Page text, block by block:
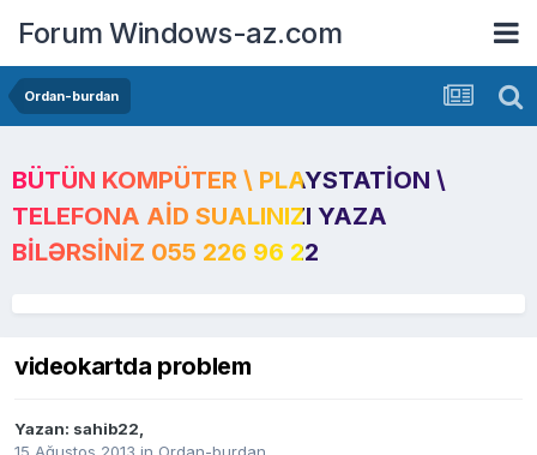
Forum Windows-az.com
Ordan-burdan
BÜTÜN KOMPÜTER \ PLAYSTATION \
TELEFONA AID SUALINIZI YAZA
BILƏRSINIZ 055 226 96 22
videokartda problem
Yazan: sahib22,